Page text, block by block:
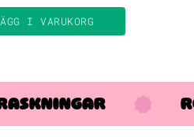
I VARUKORG